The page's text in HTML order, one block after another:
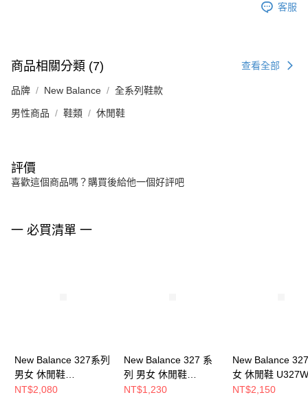
客服
商品相關分類 (7) 查看全部
品牌 New Balance 全系列鞋款
男性商品 鞋類 休閒鞋
評價
喜歡這個商品嗎？購買後給他一個好評吧
一 必買清單 一
New Balance 327系列
男女 休閒鞋
U327SCA-D
NT$2,080
New Balance 327 系
列 男女 休閒鞋
U327WRG-D
NT$1,230
New Balance
女 休閒鞋
D
NT$2,150